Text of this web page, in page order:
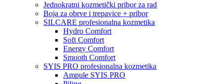
Jednokratni kozmetički pribor za rad
Boja za obrve i trepavice + pribor
SILCARE profesionalna kozmetika
Hydro Comfort
Soft Comfort
Energy Comfort
Smooth Comfort
SYIS PRO profesionalna kozmetika
Ampule SYIS PRO